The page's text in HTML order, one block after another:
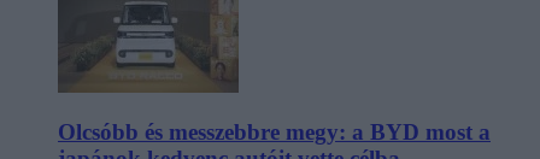
Olcsóbb és messzebbre megy: a BYD most a